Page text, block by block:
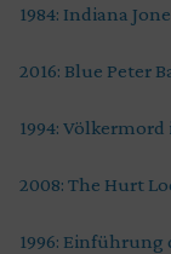
1984: Indiana
2016: Blue Peter
1994: Völkermord
2008: The Hurt
1996: Einführung